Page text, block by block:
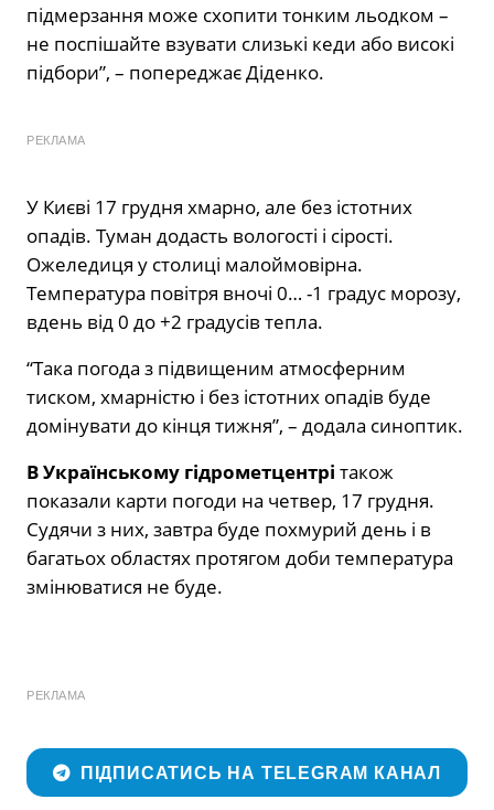
підмерзання може схопити тонким льодком –
не поспішайте взувати слизькі кеди або високі
підбори”, – попереджає Діденко.
РЕКЛАМА
У Києві 17 грудня хмарно, але без істотних
опадів. Туман додасть вологості і сірості.
Ожеледиця у столиці малоймовірна.
Температура повітря вночі 0… -1 градус морозу,
вдень від 0 до +2 градусів тепла.
“Така погода з підвищеним атмосферним
тиском, хмарністю і без істотних опадів буде
домінувати до кінця тижня”, – додала синоптик.
В Українському гідрометцентрі також
показали карти погоди на четвер, 17 грудня.
Судячи з них, завтра буде похмурий день і в
багатьох областях протягом доби температура
змінюватися не буде.
РЕКЛАМА
ПІДПИСАТИСЬ НА TELEGRAM КАНАЛ